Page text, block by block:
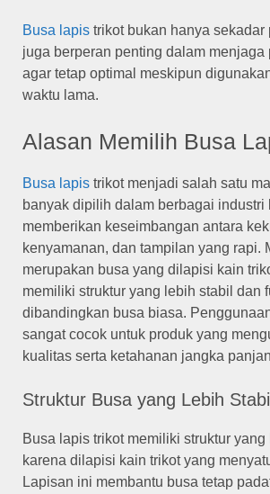
Busa lapis trikot bukan hanya sekadar
juga berperan penting dalam menjaga
agar tetap optimal meskipun
waktu lama.
Alasan Memilih Busa
Busa lapis trikot menjadi salah satu
banyak dipilih dalam berbagai industri
memberikan keseimbangan antara
kenyamanan, dan tampilan yang rapi.
merupakan busa yang dilapisi kain
memiliki struktur yang lebih stabil dan
dibandingkan busa biasa.
sangat cocok untuk produk yang
kualitas serta ketahanan jangka
Struktur Busa yang Lebih
Busa lapis trikot memiliki struktur yang
karena dilapisi kain trikot yang
Lapisan ini membantu busa tetap